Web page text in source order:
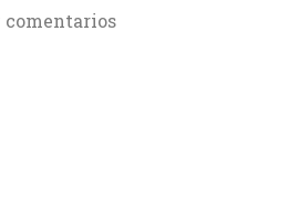
comentarios